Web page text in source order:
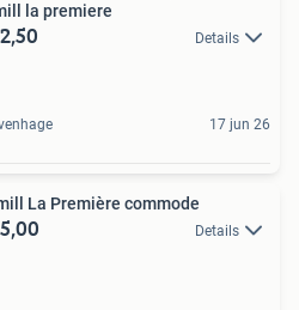
la premiere
Details
17 jun 26
La Première commode
Details